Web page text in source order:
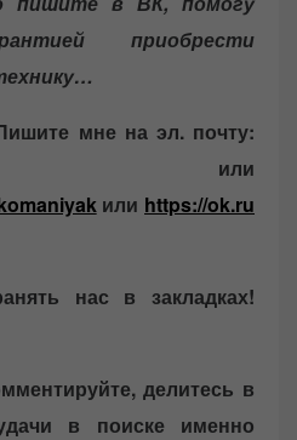
приобрести
мне на эл. почту:
или
или https://ok.ru
нас в закладках!
делитесь в
в поиске именно